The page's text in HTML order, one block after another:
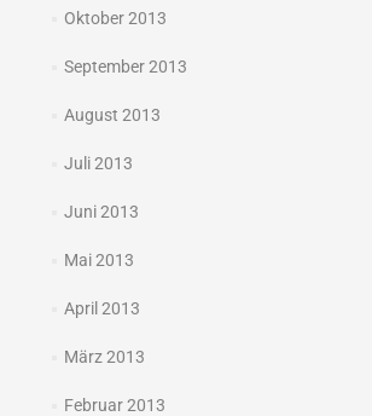
Oktober 2013
September 2013
August 2013
Juli 2013
Juni 2013
Mai 2013
April 2013
März 2013
Februar 2013